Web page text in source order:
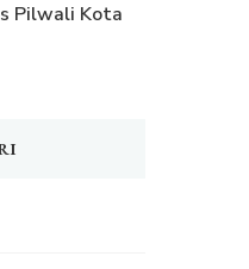
Pilwali Kota